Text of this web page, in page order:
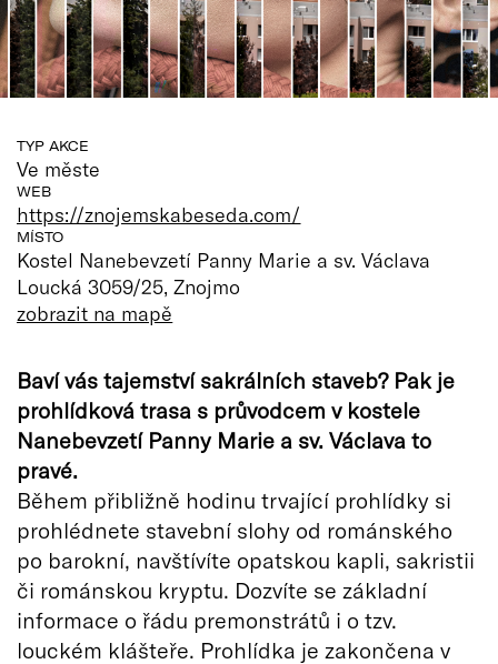
TYP AKCE
Ve měste
WEB
https://znojemskabeseda.com/
MÍSTO
Kostel Nanebevzetí Panny Marie a sv. Václava
Loucká 3059/25, Znojmo
zobrazit na mapě
Baví vás tajemství sakrálních staveb? Pak je
prohlídková trasa s průvodcem v kostele
Nanebevzetí Panny Marie a sv. Václava to
pravé.
Během přibližně hodinu trvající prohlídky si
prohlédnete stavební slohy od románského
po barokní, navštívíte opatskou kapli, sakristii
či románskou kryptu. Dozvíte se základní
informace o řádu premonstrátů i o tzv.
louckém klášteře. Prohlídka je zakončena v